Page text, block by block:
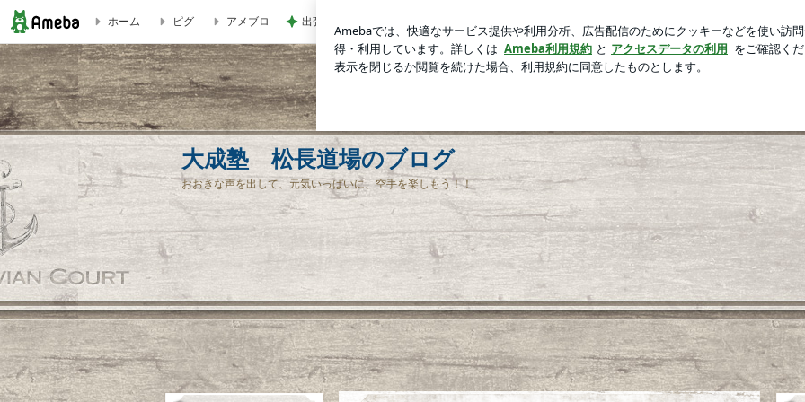
大成塾 松長道場のブログ
ホーム ピグ アメブロ 出張で痩せなかったダイエット報告
大成塾 松長道場のブログ
おおきな声を出して、元気いっぱいに、空手を楽しもう！！